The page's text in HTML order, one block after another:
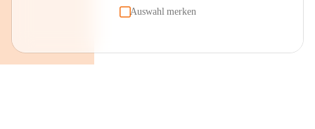
Auswahl merken